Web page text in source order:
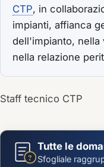
CTP, in
impianti, affianca
dell'impianto, nella
nella relazione
Staff tecnico CTP
?
Tutte le
Sfogliale